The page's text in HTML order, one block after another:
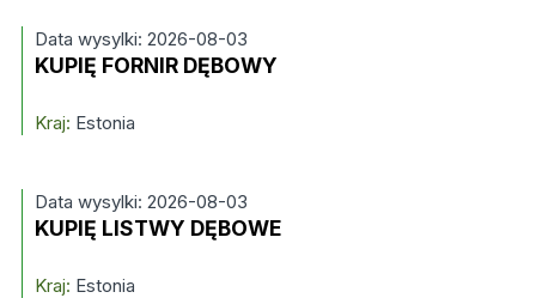
Data wysylki: 2026-08-03
KUPIĘ FORNIR DĘBOWY
Kraj: Estonia
Data wysylki: 2026-08-03
KUPIĘ LISTWY DĘBOWE
Kraj: Estonia